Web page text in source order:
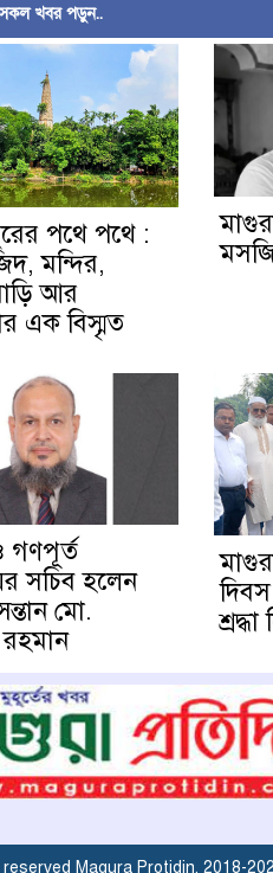
খবর পড়ুন..
পথে পথে :
মন্দির,
আর
এক বিস্মৃত
গণপূর্ত
সচিব হলেন
মো.
দিবস
Magura Protidin. 2018-